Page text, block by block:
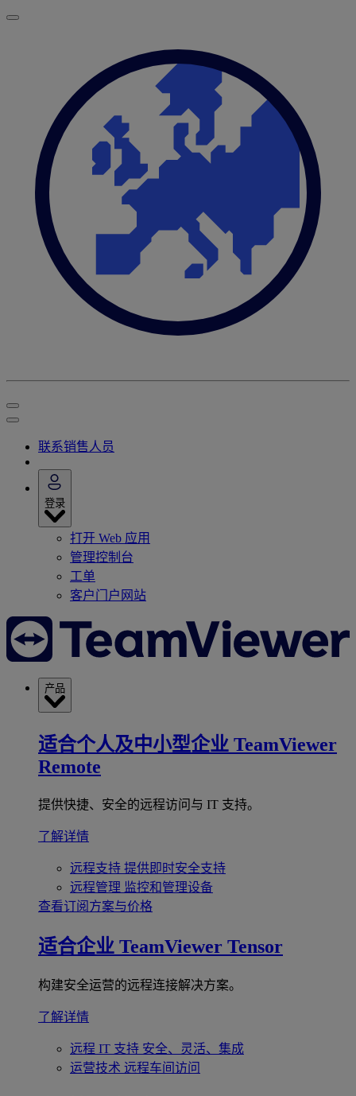
联系销售人员
登录
打开 Web 应用
管理控制台
工单
客户门户网站
产品
适合个人及中小型企业 TeamViewer
Remote
提供快捷、安全的远程访问与 IT 支持。
了解详情
远程支持 提供即时安全支持
远程管理 监控和管理设备
查看订阅方案与价格
适合企业 TeamViewer Tensor
构建安全运营的远程连接解决方案。
了解详情
远程 IT 支持 安全、灵活、集成
运营技术 远程车间访问